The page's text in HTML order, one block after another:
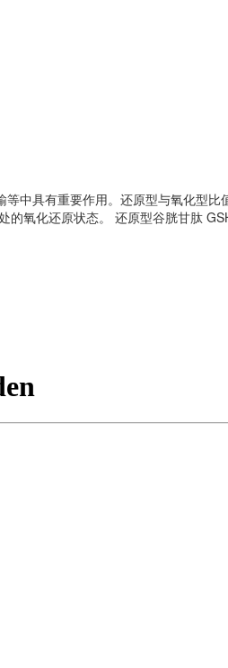
中具有重要作用。还原型与氧化型
氧化还原状态。 还原型谷胱甘肽